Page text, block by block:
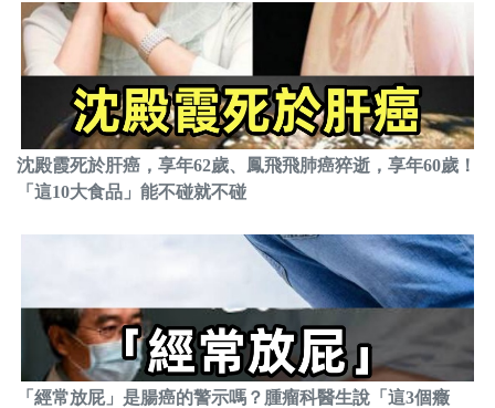
沈殿霞死於肝癌，享年62歲、鳳飛飛肺癌猝逝，享年60歲！
「這10大食品」能不碰就不碰
「經常放屁」是腸癌的警示嗎？腫瘤科醫生說「這3個癥